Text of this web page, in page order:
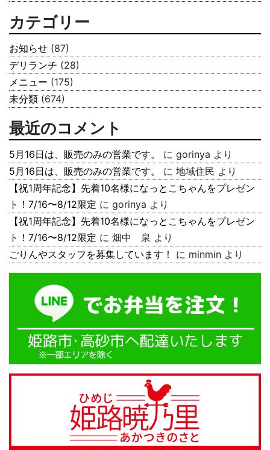
カテゴリー
お知らせ (87)
デリランチ (28)
メニュー (175)
未分類 (674)
最近のコメント
5月16日は、販売のみの営業です。 に gorinya より
5月16日は、販売のみの営業です。
に 地域住民 より
【祝1周年記念】先着10名様になっとこちゃんをプレゼン
ト！7/16〜8/12限定 に gorinya より
【祝1周年記念】先着10名様になっとこちゃんをプレゼン
ト！7/16〜8/12限定 に 畑中 泉 より
ごりんやスタッフを募集しています！
に minmin より